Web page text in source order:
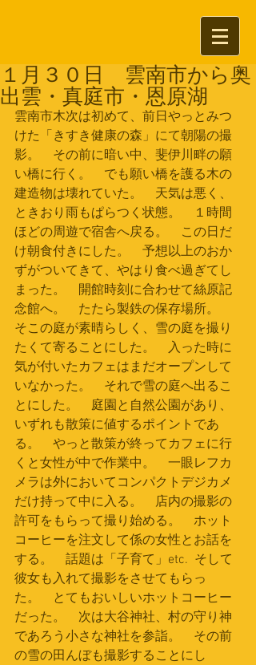
１月３０日 雲南市から奥
出雲・真庭市・恩原湖
雲南市木次は初めて、前日やっとみつ
けた「きすき健康の森」にて朝陽の撮
影。　その前に暗い中、斐伊川畔の願
い橋に行く。　でも願い橋を護る木の
建造物は壊れていた。　天気は悪く、
ときおり雨もぱらつく状態。　１時間
ほどの周遊で宿舎へ戻る。　この日だ
け朝食付きにした。　予想以上のおか
ずがついてきて、やはり食べ過ぎてし
まった。　開館時刻に合わせて絲原記
念館へ。　たたら製鉄の保存場所。
そこの庭が素晴らしく、雪の庭を撮り
たくて寄ることにした。　入った時に
気が付いたカフェはまだオープンして
いなかった。　それで雪の庭へ出るこ
とにした。　庭園と自然公園があり、
いずれも散策に値するポイントであ
る。　やっと散策が終ってカフェに行
くと女性が中で作業中。　一眼レフカ
メラは外においてコンパクトデジカメ
だけ持って中に入る。　店内の撮影の
許可をもらって撮り始める。　ホット
コーヒーを注文して係の女性とお話を
する。　話題は「子育て」etc.  そして
彼女も入れて撮影をさせてもらっ
た。　とてもおいしいホットコーヒー
だった。　次は大谷神社、村の守り神
であろう小さな神社を参詣。　その前
の雪の田んぼも撮影することにし